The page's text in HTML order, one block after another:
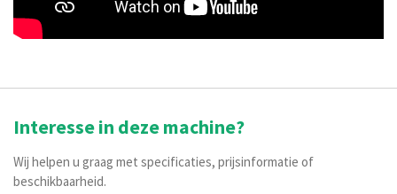
Interesse in deze machine?
Wij helpen u graag met specificaties, prijsinformatie of
beschikbaarheid.